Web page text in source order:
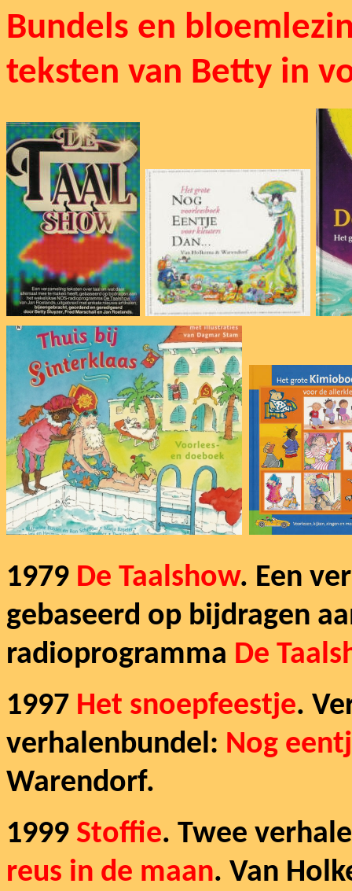
Bundels en
teksten van Betty in
1979 De Taalshow. Een
gebaseerd op bijdragen
radioprogramma De
1997 Het snoepfeestje.
verhalenbundel: Nog
Warendorf.
1999 Stoffie. Twee
reus in de maan. Van